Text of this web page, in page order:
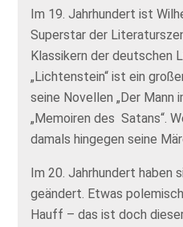
Im 19. Jahrhundert ist
Superstar der
Klassikern der deutschen
„Lichtenstein“ ist ein
seine Novellen „Der Mann
„Memoiren des Satans“.
damals hingegen seine
Im 20. Jahrhundert haben
geändert. Etwas
Hauff – das ist doch